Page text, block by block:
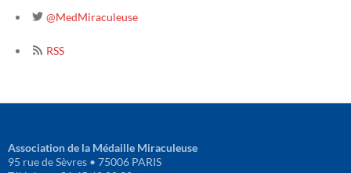
@MedMiraculeuse
RSS
Association de la Médaille Miraculeuse
95 rue de Sèvres • 75006 PARIS